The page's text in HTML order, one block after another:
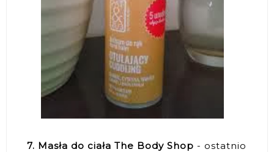
7. Masła do ciała The Body Shop - ostatnio